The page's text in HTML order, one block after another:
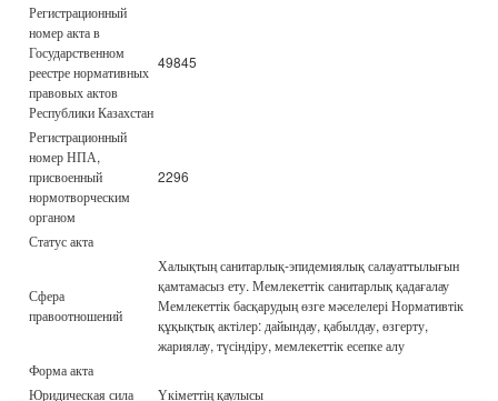
Регистрационный
номер акта в
Государственном
реестре нормативных
правовых актов
Республики Казахстан
49845
Регистрационный
номер НПА,
присвоенный
нормотворческим
органом
2296
Статус акта
Сфера
правоотношений
Халықтың санитарлық-эпидемиялық салауаттылығын
қамтамасыз ету. Мемлекеттік санитарлық қадағалау
Мемлекеттік басқарудың өзге мәселелері Нормативтік
құқықтық актілер: дайындау, қабылдау, өзгерту,
жариялау, түсіндіру, мемлекеттік есепке алу
Форма акта
Юридическая сила
Үкіметтің қаулысы